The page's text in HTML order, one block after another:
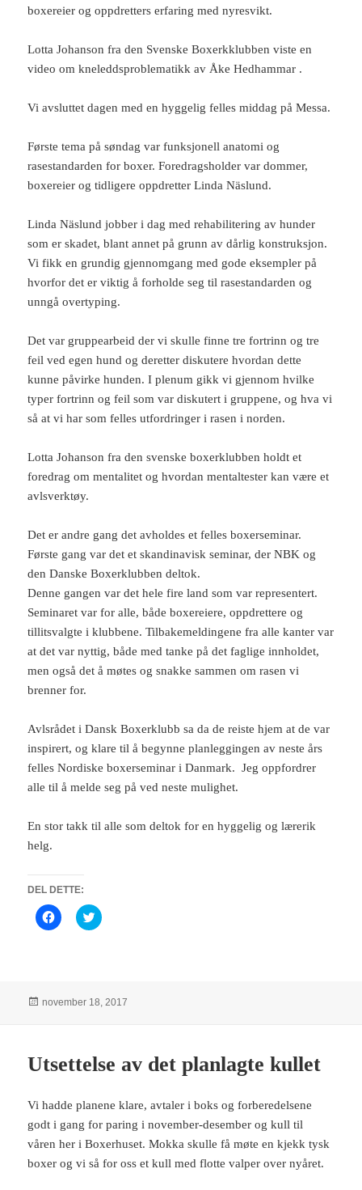
boxereier og oppdretters erfaring med nyresvikt.
Lotta Johanson fra den Svenske Boxerkklubben viste en
video om kneleddsproblematikk av Åke Hedhammar .
Vi avsluttet dagen med en hyggelig felles middag på Messa.
Første tema på søndag var funksjonell anatomi og
rasestandarden for boxer. Foredragsholder var dommer,
boxereier og tidligere oppdretter Linda Näslund.
Linda Näslund jobber i dag med rehabilitering av hunder
som er skadet, blant annet på grunn av dårlig konstruksjon.
Vi fikk en grundig gjennomgang med gode eksempler på
hvorfor det er viktig å forholde seg til rasestandarden og
unngå overtyping.
Det var gruppearbeid der vi skulle finne tre fortrinn og tre
feil ved egen hund og deretter diskutere hvordan dette
kunne påvirke hunden. I plenum gikk vi gjennom hvilke
typer fortrinn og feil som var diskutert i gruppene, og hva vi
så at vi har som felles utfordringer i rasen i norden.
Lotta Johanson fra den svenske boxerklubben holdt et
foredrag om mentalitet og hvordan mentaltester kan være et
avlsverktøy.
Det er andre gang det avholdes et felles boxerseminar.
Første gang var det et skandinavisk seminar, der NBK og
den Danske Boxerklubben deltok.
Denne gangen var det hele fire land som var representert.
Seminaret var for alle, både boxereiere, oppdrettere og
tillitsvalgte i klubbene. Tilbakemeldingene fra alle kanter var
at det var nyttig, både med tanke på det faglige innholdet,
men også det å møtes og snakke sammen om rasen vi
brenner for.
Avlsrådet i Dansk Boxerklubb sa da de reiste hjem at de var
inspirert, og klare til å begynne planleggingen av neste års
felles Nordiske boxerseminar i Danmark. Jeg oppfordrer
alle til å melde seg på ved neste mulighet.
En stor takk til alle som deltok for en hyggelig og lærerik
helg.
DEL DETTE:
K
l
å
d
å
F
e
o
o
k
å
K
l
å
d
å
T
t
e
(
å
p
Publisert
november 18, 2017
Utsettelse av det planlagte kullet
Vi hadde planene klare, avtaler i boks og forberedelsene
godt i gang for paring i november-desember og kull til
våren her i Boxerhuset. Mokka skulle få møte en kjekk tysk
boxer og vi så for oss et kull med flotte valper over nyåret.